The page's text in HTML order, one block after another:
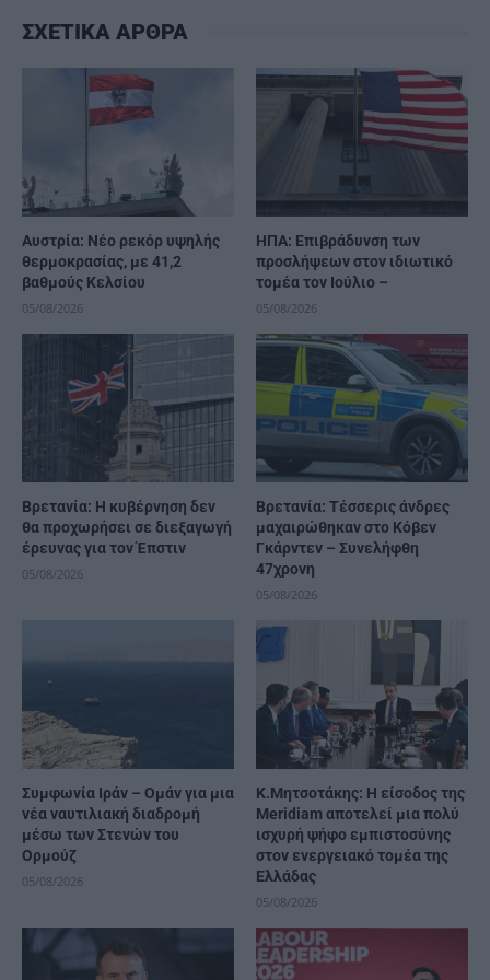
ΣΧΕΤΙΚΑ ΑΡΘΡΑ
Αυστρία: Νέο ρεκόρ υψηλής
θερμοκρασίας, με 41,2
βαθμούς Κελσίου
05/08/2026
ΗΠΑ: Επιβράδυνση των
προσλήψεων στον ιδιωτικό
τομέα τον Ιούλιο –
05/08/2026
Βρετανία: Η κυβέρνηση δεν
θα προχωρήσει σε διεξαγωγή
έρευνας για τον Έπστιν
05/08/2026
Βρετανία: Τέσσερις άνδρες
μαχαιρώθηκαν στο Κόβεν
Γκάρντεν – Συνελήφθη
47χρονη
05/08/2026
Συμφωνία Ιράν – Ομάν για μια
νέα ναυτιλιακή διαδρομή
μέσω των Στενών του
Ορμούζ
05/08/2026
K.Μητσοτάκης: Η είσοδος της
Meridiam αποτελεί μια πολύ
ισχυρή ψήφο εμπιστοσύνης
στον ενεργειακό τομέα της
Ελλάδας
05/08/2026